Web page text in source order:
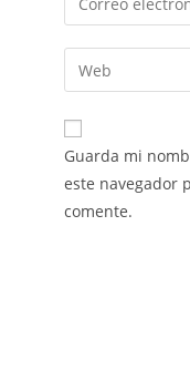
Guarda mi
este navegador
comente.